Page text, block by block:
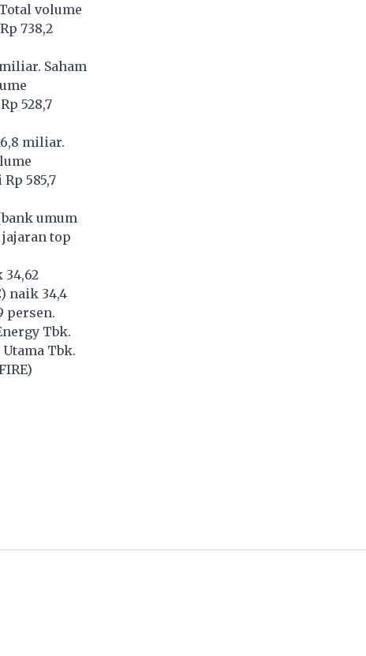
volume
738,2
Saham
528,7
miliar.
585,7
umum
top
naik 34,4
persen.
Tbk.
Tbk.